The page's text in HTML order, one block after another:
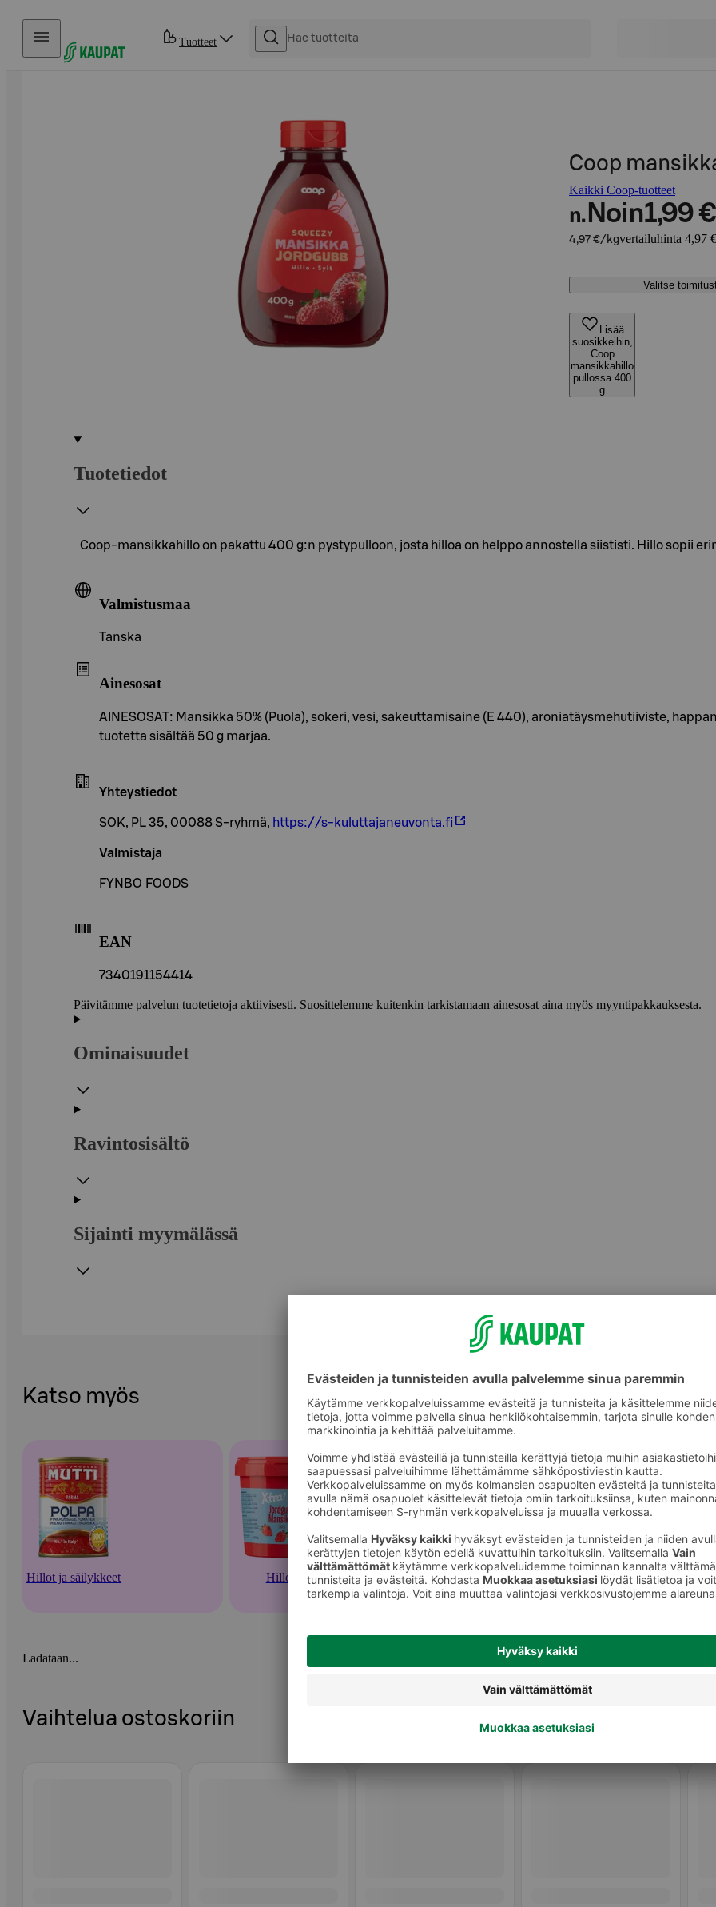
Hyppää sisältöön
Tuotteet
Coop
Kaikki Coop-tuotteet
n. Noin1,99 €
4,97 €/kgvertailuhinta 4,97
Valitse
Lisää
suosikkeihin,
Coop
mansikkahillo
pullossa 400
g
Tuotetiedot
Coop-mansikkahillo on pakattu 400 g:n pystypulloon, josta hilloa on helppo annostella siististi. Hillo sopii
Valmistusmaa
Tanska
Ainesosat
AINESOSAT: Mansikka 50% (Puola), sokeri, vesi, sakeuttamisaine (E 440), aroniatäysmehutiiviste,
tuotetta sisältää 50 g marjaa.
Yhteystiedot
SOK, PL 35, 00088 S-ryhmä, https://s-kuluttajaneuvonta.fi
Valmistaja
FYNBO FOODS
EAN
7340191154414
Päivitämme palvelun tuotetietoja aktiivisesti. Suosittelemme kuitenkin tarkistamaan ainesosat aina myös myyntipakkauksesta.
Ominaisuudet
Ravintosisältö
Sijainti myymälässä
Katso myös
Hillot ja säilykkeet Hillot Mansikkahillot
Ladataan...
Vaihtelua ostoskoriin